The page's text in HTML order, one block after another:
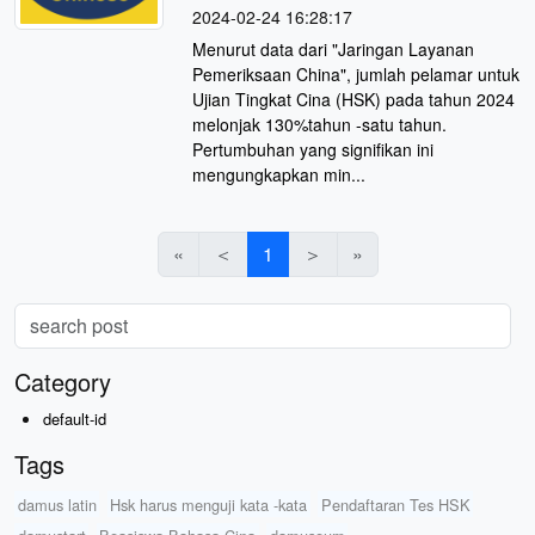
2024-02-24 16:28:17
Menurut data dari "Jaringan Layanan
Pemeriksaan China", jumlah pelamar untuk
Ujian Tingkat Cina (HSK) pada tahun 2024
melonjak 130%tahun -satu tahun.
Pertumbuhan yang signifikan ini
mengungkapkan min...
« ＜ 1 ＞ »
Category
default-id
Tags
damus latin Hsk harus menguji kata -kata
Pendaftaran Tes HSK